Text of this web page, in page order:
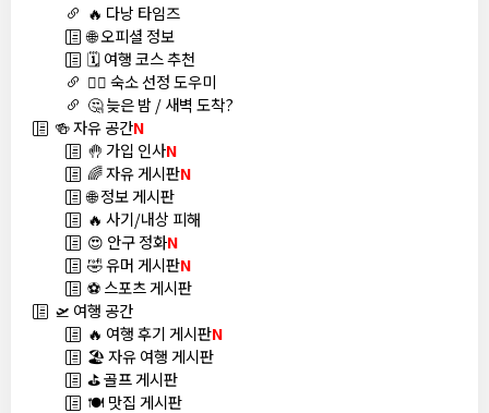
🔥 다낭 타임즈
🌐 오피셜 정보
🗓️ 여행 코스 추천
🏊‍♀️ 숙소 선정 도우미
🤔 늦은 밤 / 새벽 도착?
🍻 자유 공간N
🤚 가입 인사N
🌈 자유 게시판N
🌐 정보 게시판
🔥 사기/내상 피해
😍 안구 정화N
🤣 유머 게시판N
⚽ 스포츠 게시판
🛫 여행 공간
🔥 여행 후기 게시판N
🏖️ 자유 여행 게시판
⛳ 골프 게시판
🍽️ 맛집 게시판